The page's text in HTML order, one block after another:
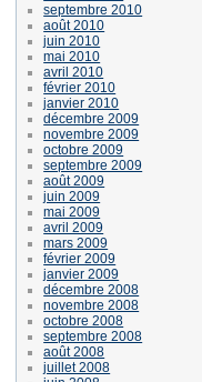
septembre 2010
août 2010
juin 2010
mai 2010
avril 2010
février 2010
janvier 2010
décembre 2009
novembre 2009
octobre 2009
septembre 2009
août 2009
juin 2009
mai 2009
avril 2009
mars 2009
février 2009
janvier 2009
décembre 2008
novembre 2008
octobre 2008
septembre 2008
août 2008
juillet 2008